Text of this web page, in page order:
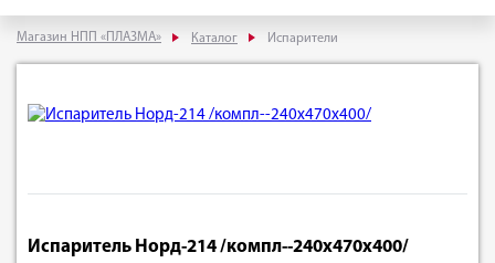
Магазин НПП «ПЛАЗМА» Каталог Испарители
Испаритель Норд-214 /компл--240х470х400/